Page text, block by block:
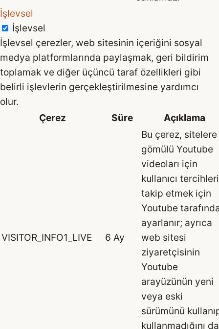
İşlevsel
İşlevsel
İşlevsel çerezler, web sitesinin içeriğini sosyal
medya platformlarında paylaşmak, geri bildirim
toplamak ve diğer üçüncü taraf özellikleri gibi
belirli işlevlerin gerçekleştirilmesine yardımcı
olur.
Çerez
Süre Açıklama
VISITOR_INFO1_LIVE 6 Ay
Bu çerez, sitelere
gömülü Youtube
videoları için
kullanıcı
takip etmek için
Youtube
ayarlanır; ayrıca
web sitesi
ziyaretçisinin
Youtube
arayüzünün yeni
veya eski
sürümünü
kullanmadığını da